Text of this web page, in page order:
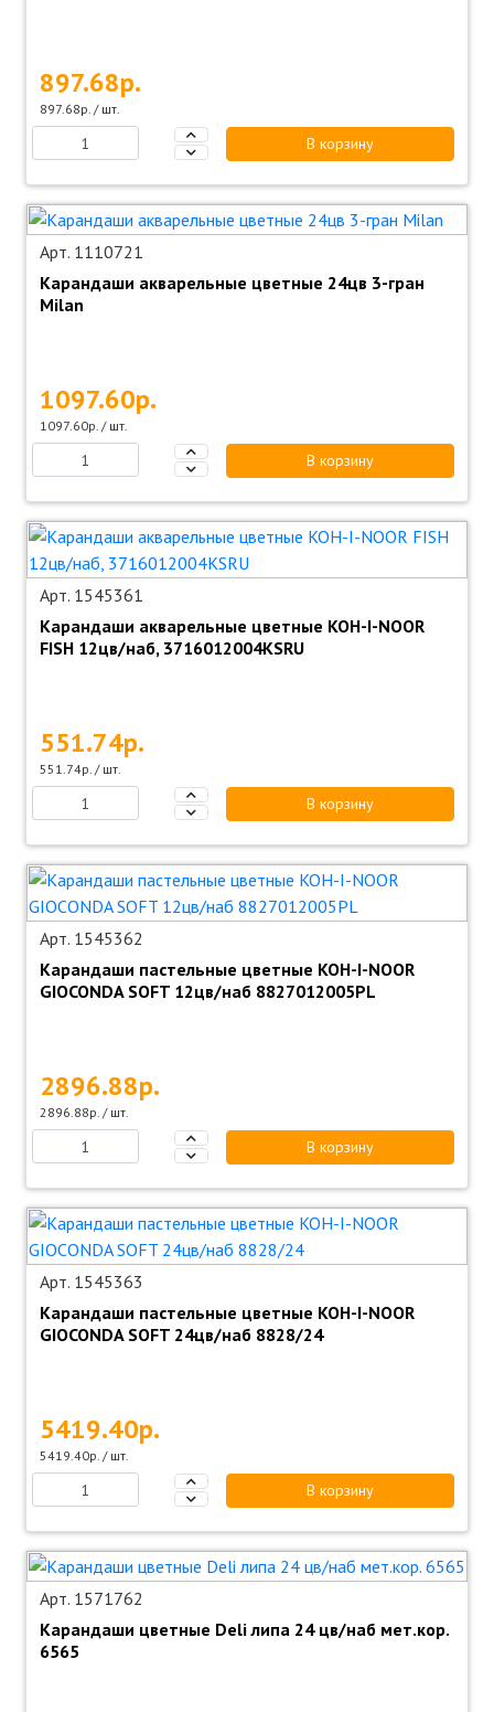
897.68р.
897.68р. / шт.
В корзину
Арт. 1110721
Карандаши акварельные цветные 24цв 3-гран
Milan
1097.60р.
1097.60р. / шт.
В корзину
Арт. 1545361
Карандаши акварельные цветные KOH-I-NOOR
FISH 12цв/наб, 3716012004KSRU
551.74р.
551.74р. / шт.
В корзину
Арт. 1545362
Карандаши пастельные цветные KOH-I-NOOR
GIOCONDA SOFT 12цв/наб 8827012005PL
2896.88р.
2896.88р. / шт.
В корзину
Арт. 1545363
Карандаши пастельные цветные KOH-I-NOOR
GIOCONDA SOFT 24цв/наб 8828/24
5419.40р.
5419.40р. / шт.
В корзину
Арт. 1571762
Карандаши цветные Deli липа 24 цв/наб мет.кор.
6565